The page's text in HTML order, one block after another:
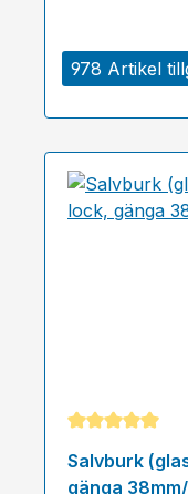
978 Artikel
Salvburk
gänga